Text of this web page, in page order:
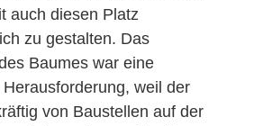
auch diesen Platz
zu gestalten. Das
Baumes war eine
Herausforderung, weil der
von Baustellen auf der